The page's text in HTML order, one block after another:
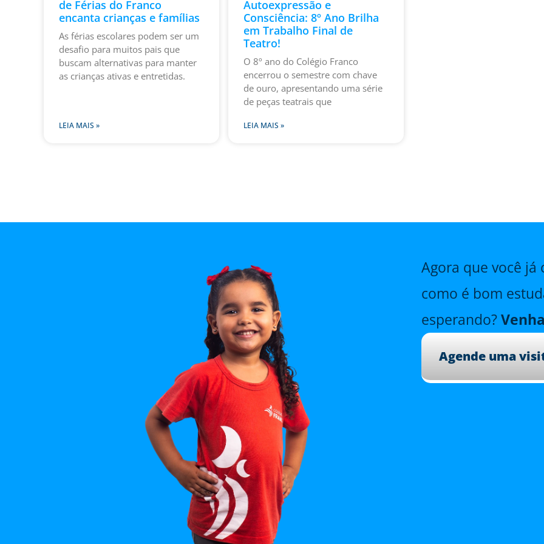
de Férias do Franco
encanta crianças e famílias
As férias escolares podem ser um
desafio para muitos pais que
buscam alternativas para manter
as crianças ativas e entretidas.
LEIA MAIS »
Autoexpressão e
Consciência: 8º Ano Brilha
em Trabalho Final de
Teatro!
O 8º ano do Colégio Franco
encerrou o semestre com chave
de ouro, apresentando uma série
de peças teatrais que
LEIA MAIS »
Agora que você
como é bom
esperando?
Agende uma